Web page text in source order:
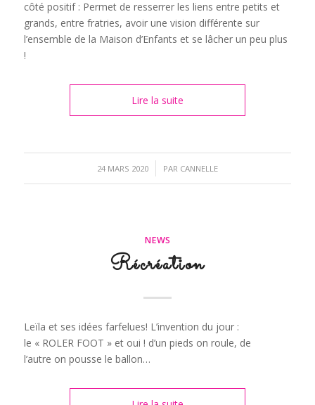
côté positif : Permet de resserrer les liens entre petits et
grands, entre fratries, avoir une vision différente sur
l’ensemble de la Maison d’Enfants et se lâcher un peu plus
!
Lire la suite
24 MARS 2020
/ PAR CANNELLE
NEWS
Récréation
Leïla et ses idées farfelues! L’invention du jour :
le « ROLER FOOT » et oui ! d’un pieds on roule, de
l’autre on pousse le ballon…